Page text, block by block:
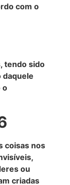
com o
tendo sido
daquele
o
coisas nos
ou
criadas